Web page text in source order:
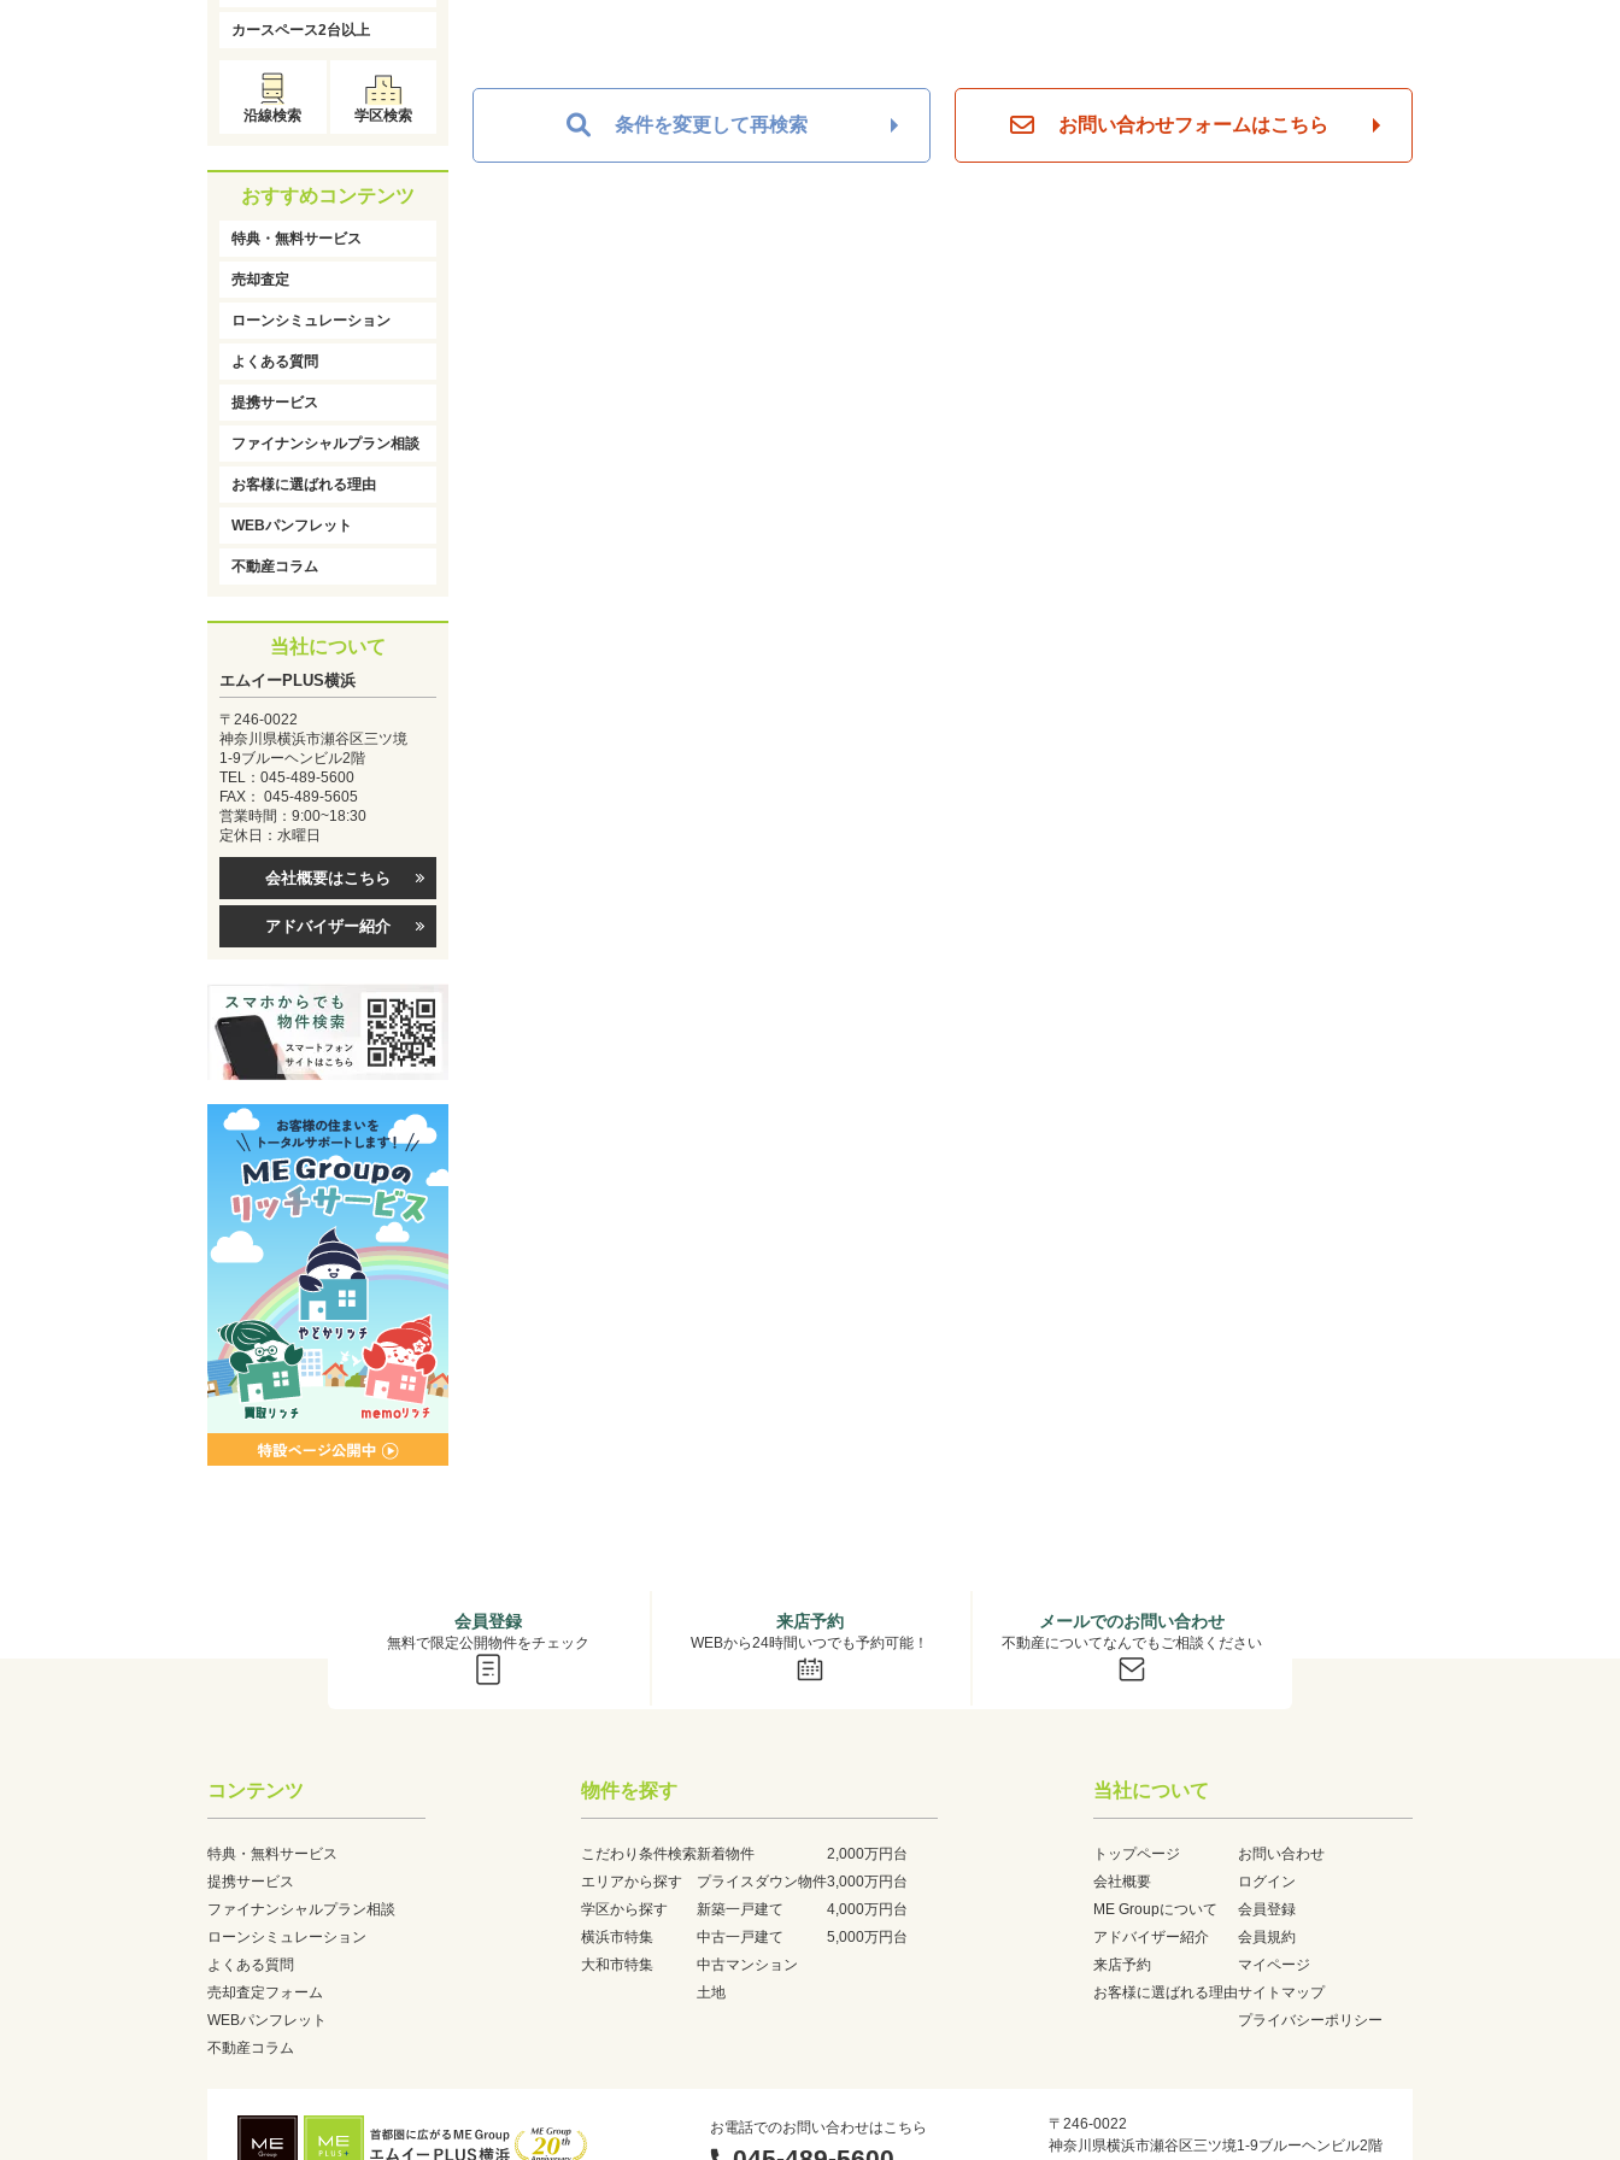
条件を変更して再検索 お問い合わせフォームはこちら
カースペース2台以上
沿線検索 学区検索
おすすめコンテンツ
特典・無料サービス
売却査定
ローンシミュレーション
よくある質問
提携サービス
ファイナンシャルプラン相談
お客様に選ばれる理由
WEBパンフレット
不動産コラム
当社について
エムイーPLUS横浜
〒246-0022
神奈川県横浜市瀬谷区三ツ境
1-9ブルーヘンビル2階
TEL：045-489-5600
FAX： 045-489-5605
営業時間：9:00~18:30
定休日：水曜日
会社概要はこちら
アドバイザー紹介
会員登録
無料で限定公開物件をチェック
来店予約
WEBから24時間いつでも予約可能！
メールでのお問い合わせ
不動産についてなんでもご相談ください
コンテンツ
特典・無料サービス
提携サービス
ファイナンシャルプラン相談
ローンシミュレーション
よくある質問
売却査定フォーム
WEBパンフレット
不動産コラム
物件を探す
こだわり条件検索
エリアから探す
学区から探す
横浜市特集
大和市特集
新着物件
プライスダウン物件
新築一戸建て
中古一戸建て
中古マンション
土地
2,000万円台
3,000万円台
4,000万円台
5,000万円台
当社について
トップページ
会社概要
ME Groupについて
アドバイザー紹介
来店予約
お客様に選ばれる理由
お問い合わせ
ログイン
会員登録
会員規約
マイページ
サイトマップ
プライバシーポリシー
お電話でのお問い合わせはこちら
〒246-0022
神奈川県横浜市瀬谷区三ツ境1-9ブルーヘンビル2階